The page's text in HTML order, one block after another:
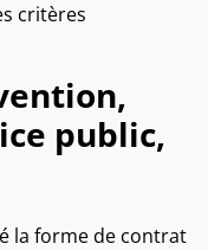
critères
public,
la forme de contrat